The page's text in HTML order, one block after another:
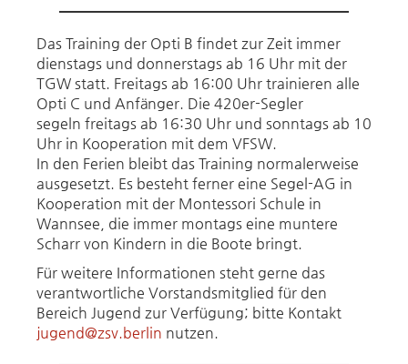
Das Training der Opti B findet zur Zeit immer
dienstags und donnerstags ab 16 Uhr mit der
TGW statt. Freitags ab 16:00 Uhr trainieren alle
Opti C und Anfänger. Die 420er-Segler
segeln freitags ab 16:30 Uhr und sonntags ab 10
Uhr in Kooperation mit dem VFSW.
In den Ferien bleibt das Training normalerweise
ausgesetzt. Es besteht ferner eine Segel-AG in
Kooperation mit der Montessori Schule in
Wannsee, die immer montags eine muntere
Scharr von Kindern in die Boote bringt.
Für weitere Informationen steht gerne das
verantwortliche Vorstandsmitglied für den
Bereich Jugend zur Verfügung; bitte Kontakt
jugend@zsv.berlin nutzen.